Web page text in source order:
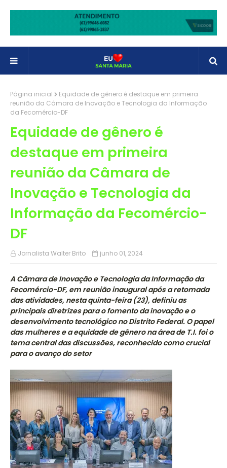
Página inicial
Equidade de gênero é destaque em primeira
reunião da Câmara de Inovação e Tecnologia da Informação
da Fecomércio-DF
Equidade de gênero é
destaque em primeira
reunião da Câmara de
Inovação e Tecnologia da
Informação da Fecomércio-
DF
Jornalista Walter Brito junho 01, 2024
A Câmara de Inovação e Tecnologia da Informação da
Fecomércio-DF, em reunião inaugural após a retomada
das atividades, nesta quinta-feira (23), definiu as
principais diretrizes para o fomento da inovação e o
desenvolvimento tecnológico no Distrito Federal. O papel
das mulheres e a equidade de gênero na área de T.I. foi o
tema central das discussões, reconhecido como crucial
para o avanço do setor